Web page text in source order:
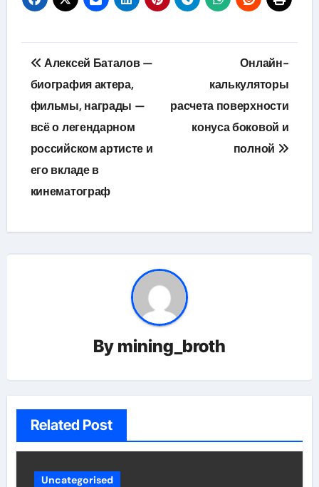
Навигация
по
записям
Алексей Баталов —
биография актера,
фильмы, награды —
всё о легендарном
российском артисте и
его вкладе в
кинематограф
Онлайн-
калькуляторы
расчета поверхности
конуса боковой и
полной
By mining_broth
Related Post
Uncategorised